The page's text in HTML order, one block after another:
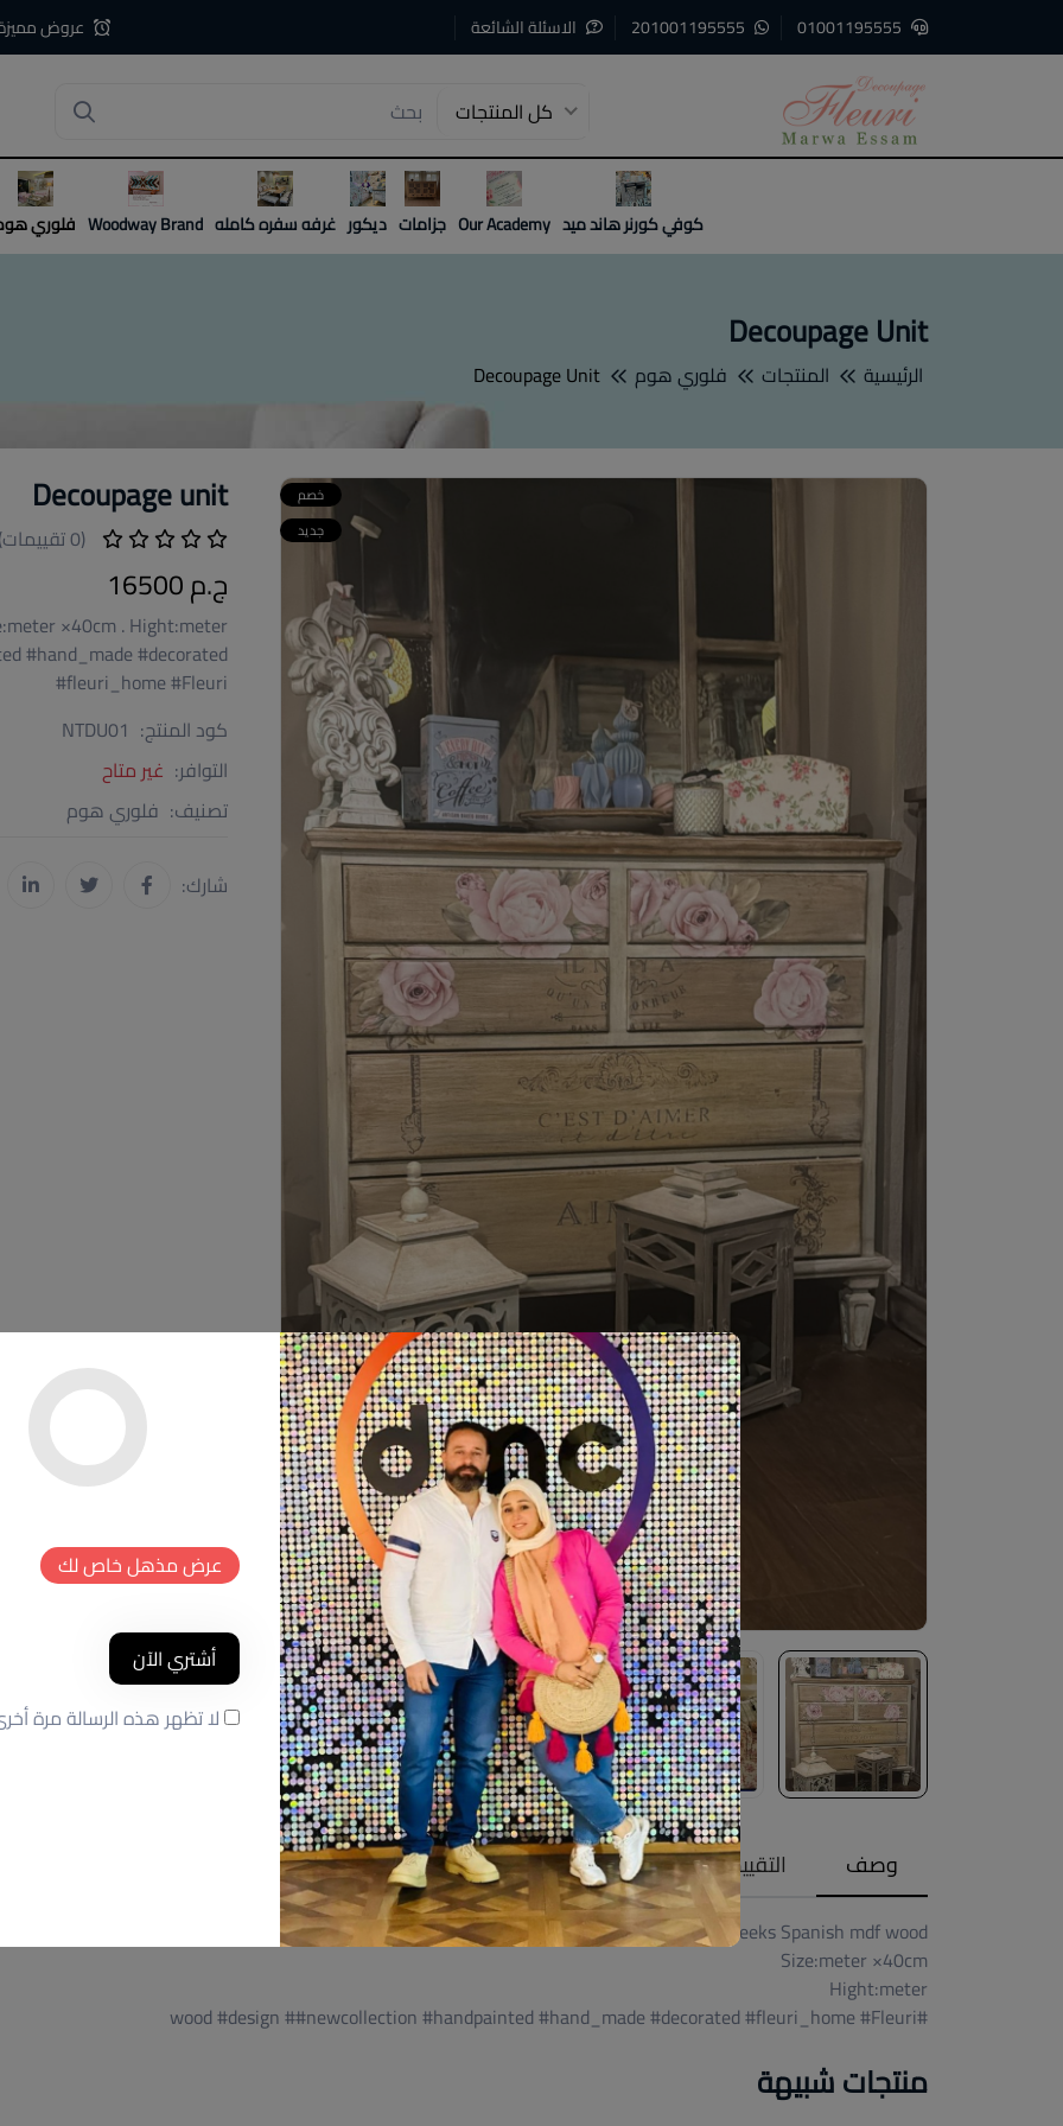
الاسئلة الشائعة عروض
كل المنتجات
1
2
3
4
كوفي كورنر هاند ميد Our Academy جزامات ديكور غرفه سفره كامله Woodway Brand فلوري
Decoupage Unit
الرئيسية المنتجات فلوري هوم Decoupage Unit
خصم
جديد
Decoupage unit
(0 تقييمات)
ج.م 16500
×40cm . Hight:meter
#hand_made #decorated
#fleuri_home #Fleuri
كود المنتج: NTDU01
التوافر: غير متاح
تصنيف: فلوري هوم
شارك:
وصف التقييمات (0)
Available within 6weeks Spanish mdf wood
Size:meter ×40cm
Hight:meter
#wood #design ##newcollection #handpainted #hand_made #decorated #fleuri_home #Fleuri
منتجات شبيهة
عرض مذهل خاص لك
أشتري الآن
لا تظهر هذه الرسالة مرة